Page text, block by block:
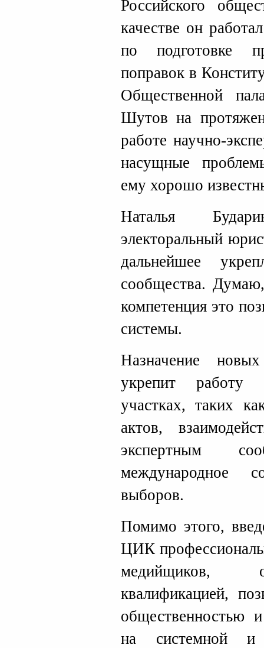
Российского
качестве он
по подготовке
поправок в
Общественной
Шутов на
работе научно-
насущные
ему хорошо
Наталья
электоральный
дальнейшее
сообщества.
компетенция это
системы.
Назначение
укрепит работу
участках, таких
актов,
экспертным
международное
выборов.
Помимо этого,
ЦИК
медийщиков,
квалификацией,
общественностью
на системной и